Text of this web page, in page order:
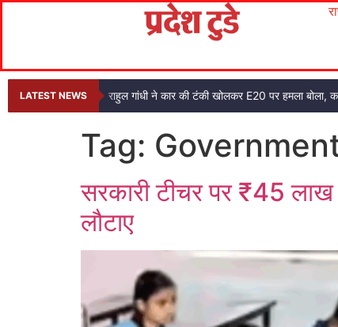
LATEST NEWS राहुल गांधी ने कार की टंकी खोलकर E20 पर हमला बोला,
Tag:
सरकारी टीचर पर ₹45
लौटाए